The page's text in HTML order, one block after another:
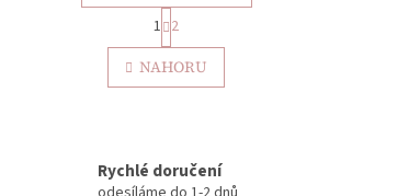
O
v
l
c
í
S
t
r
á
n
á
n
1 2
NAHORU
Rychlé doručení